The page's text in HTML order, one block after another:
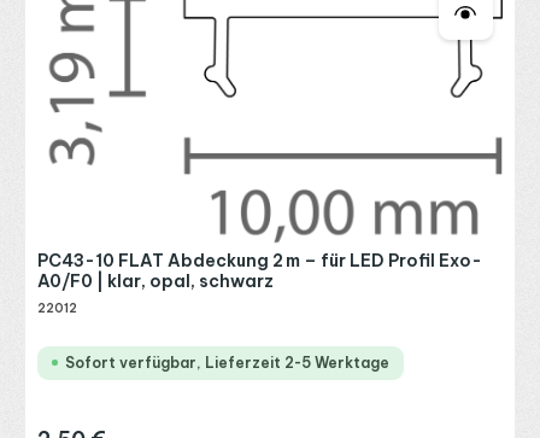
PC43-10 FLAT Abdeckung 2 m – für LED Profil Exo-
A0/F0 | klar, opal, schwarz
22012
Sofort verfügbar, Lieferzeit 2-5 Werktage